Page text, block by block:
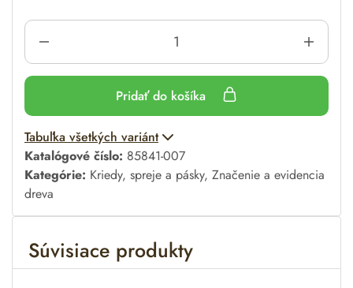
Pridať do košíka
A
l
t
e
r
a
t
Tabuľka všetkých variánt
Katalógové číslo: 85841-007
Kategórie: Kriedy, spreje a pásky, Značenie a evidencia
dreva
Súvisiace produkty